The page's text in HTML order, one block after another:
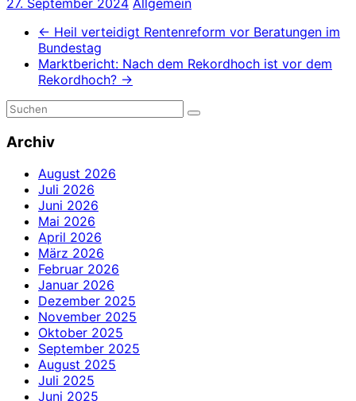
← Heil verteidigt Rentenreform vor Beratungen im
Bundestag
Marktbericht: Nach dem Rekordhoch ist vor dem
Rekordhoch? →
Archiv
August 2026
Juli 2026
Juni 2026
Mai 2026
April 2026
März 2026
Februar 2026
Januar 2026
Dezember 2025
November 2025
Oktober 2025
September 2025
August 2025
Juli 2025
Juni 2025